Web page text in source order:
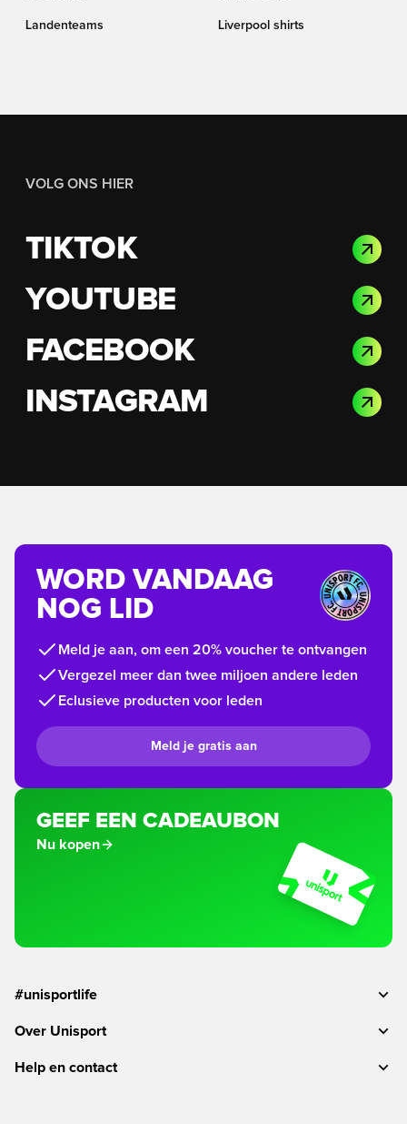
Landenteams Liverpool shirts
VOLG ONS HIER
TIKTOK
YOUTUBE
FACEBOOK
INSTAGRAM
WORD VANDAAG
NOG LID
Meld je aan, om een 20% voucher te ontvangen
Vergezel meer dan twee miljoen andere leden
Eclusieve producten voor leden
Meld je gratis aan
GEEF EEN CADEAUBON
Nu kopen
#unisportlife
Over Unisport
Help en contact